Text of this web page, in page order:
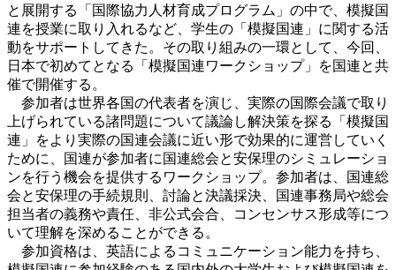
と展開する「国際協力人材育成プログラム」の中で、模擬国
連を授業に取り入れるなど、学生の「模擬国連」に関する活
動をサポートしてきた。その取り組みの一環として、今回、
日本で初めてとなる「模擬国連ワークショップ」を国連と共
催で開催する。
参加者は世界各国の代表者を演じ、実際の国際会議で取り
上げられている諸問題について議論し解決策を探る「模擬国
連」をより実際の国連会議に近い形で効果的に運営していく
ために、国連が参加者に国連総会と安保理のシミュレーショ
ンを行う機会を提供するワークショップ。参加者は、国連総
会と安保理の手続規則、討論と決議採決、国連事務局や総会
担当者の義務や責任、非公式会合、コンセンサス形成等につ
いて理解を深めることができる。
参加資格は、英語によるコミュニケーション能力を持ち、